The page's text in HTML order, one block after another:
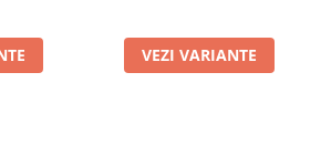
VEZI VARIANTE